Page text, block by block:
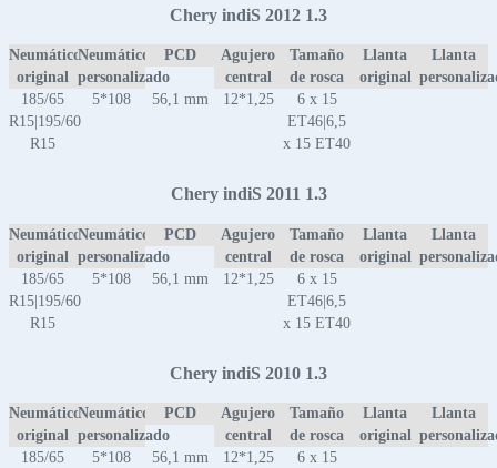
Chery indiS 2012 1.3
Neumático
original
Neumático
personalizado
PCD
Agujero
central
Tamaño
de rosca
Llanta
original
Llanta
185/65
R15|195/60
R15
5*108 56,1 mm 12*1,25
6 x 15
ET46|6,5
x 15 ET40
Chery indiS 2011 1.3
Neumático
original
Neumático
personalizado
PCD
Agujero
central
Tamaño
de rosca
Llanta
original
Llanta
185/65
R15|195/60
R15
5*108 56,1 mm 12*1,25
6 x 15
ET46|6,5
x 15 ET40
Chery indiS 2010 1.3
Neumático
original
Neumático
personalizado
PCD
Agujero
central
Tamaño
de rosca
Llanta
original
Llanta
185/65
5*108 56,1 mm 12*1,25
6 x 15